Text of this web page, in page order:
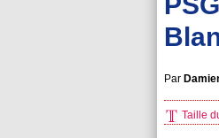
Par
Taille